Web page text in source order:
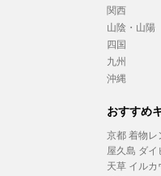
関西
山陰・山陽
四国
九州
沖縄
おすすめ
京都 着物レ
屋久島 ダイ
天草 イル